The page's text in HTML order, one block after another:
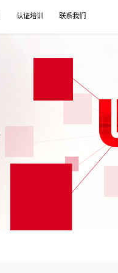
认证培训 联系我们